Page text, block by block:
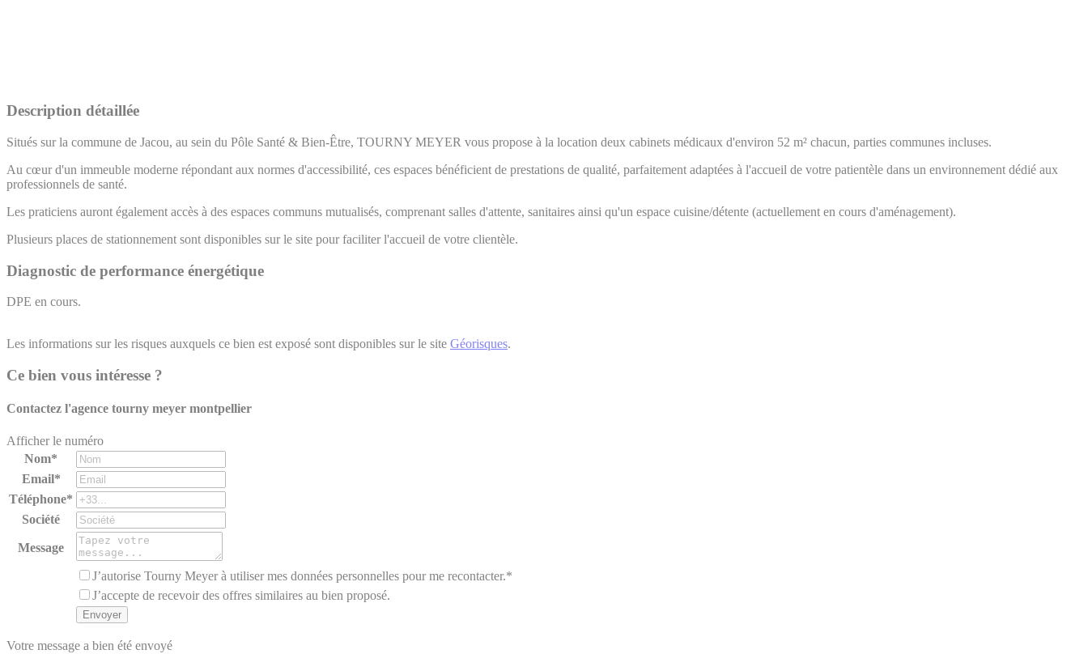
Description détaillée
Situés sur la commune de Jacou, au sein du Pôle Santé & Bien-Être, TOURNY MEYER vous propose à la location deux cabinets médicaux d'environ 52 m² chacun, parties communes incluses.
Au cœur d'un immeuble moderne répondant aux normes d'accessibilité, ces espaces bénéficient de prestations de qualité, parfaitement adaptées à l'accueil de votre patientèle dans un environnement dédié aux
professionnels de santé.
Les praticiens auront également accès à des espaces communs mutualisés, comprenant salles d'attente, sanitaires ainsi qu'un espace cuisine/détente (actuellement en cours d'aménagement).
Plusieurs places de stationnement sont disponibles sur le site pour faciliter l'accueil de votre clientèle.
Diagnostic de performance énergétique
DPE en cours.
Les informations sur les risques auxquels ce bien est exposé sont disponibles sur le site Géorisques.
Ce bien vous intéresse ?
Contactez l'agence tourny meyer montpellier
Afficher le numéro
Nom*
Email*
Téléphone*
Société
Message
J’autorise Tourny Meyer à utiliser mes données personnelles pour me recontacter.*
J’accepte de recevoir des offres similaires au bien proposé.
Votre message a bien été envoyé